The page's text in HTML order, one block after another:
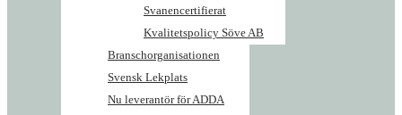
Svanencertifierat
Kvalitetspolicy Söve AB
Branschorganisationen
Svensk Lekplats
Nu leverantör för ADDA